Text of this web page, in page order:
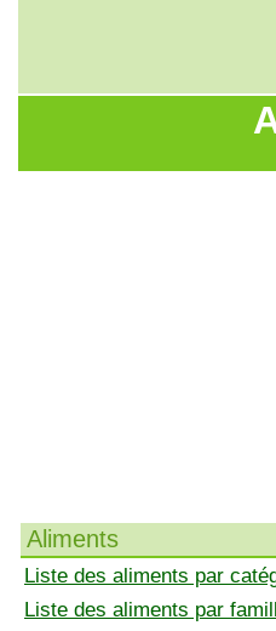
Aliments
Liste des aliments par
Liste des aliments par